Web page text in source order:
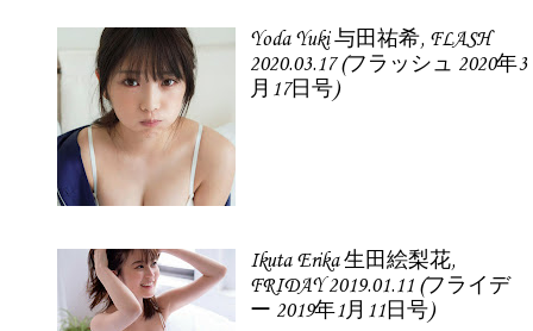
Yoda Yuki 与田祐希, FLASH
2020.03.17 (フラッシュ 2020年3
月17日号)
Ikuta Erika 生田絵梨花,
FRIDAY 2019.01.11 (フライデ
ー 2019年1月11日号)